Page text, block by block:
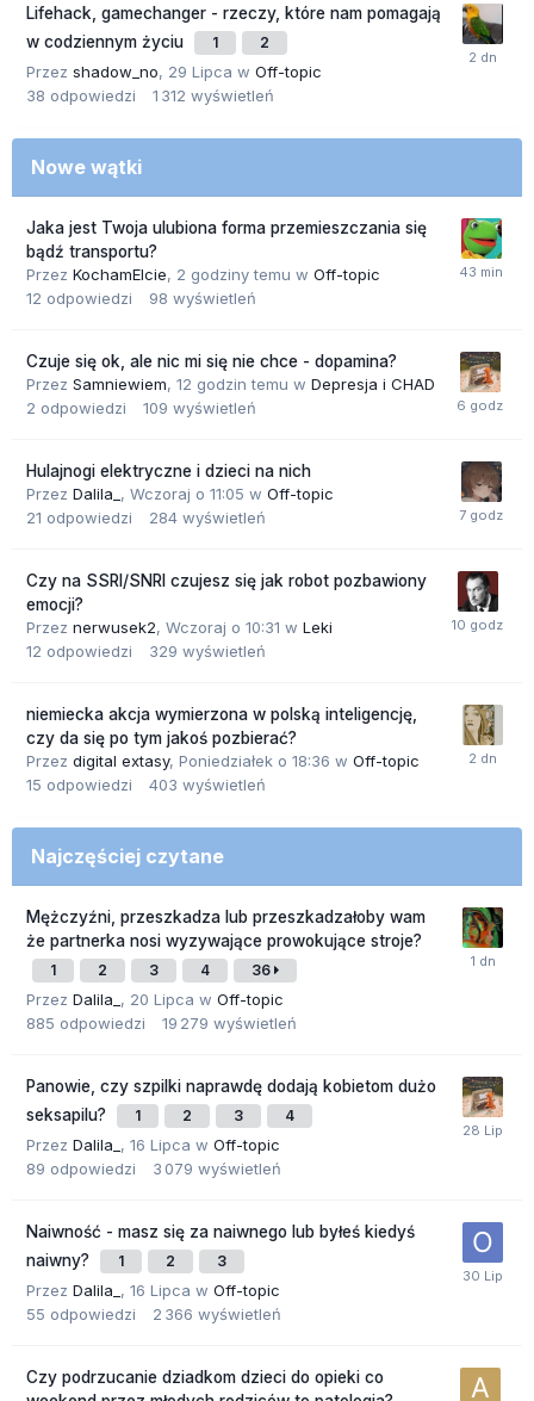
Lifehack, gamechanger - rzeczy, które nam pomagają
w codziennym życiu
1 2
Przez shadow_no, 29 Lipca w Off-topic
38 odpowiedzi 1 312 wyświetleń
Nowe wątki
Jaka jest Twoja ulubiona forma przemieszczania się
bądź transportu?
Przez KochamElcie, 2 godziny temu w Off-topic
12 odpowiedzi 98 wyświetleń
Czuje się ok, ale nic mi się nie chce - dopamina?
Przez Samniewiem, 12 godzin temu w Depresja i CHAD
2 odpowiedzi 109 wyświetleń
Hulajnogi elektryczne i dzieci na nich
Przez Dalila_ , Wczoraj o 11:05 w Off-topic
21 odpowiedzi 284 wyświetleń
Czy na SSRI/SNRI czujesz się jak robot pozbawiony
emocji?
Przez nerwusek2, Wczoraj o 10:31 w Leki
12 odpowiedzi 329 wyświetleń
niemiecka akcja wymierzona w polską inteligencję,
czy da się po tym jakoś pozbierać?
Przez digital extasy, Poniedziałek o 18:36 w Off-topic
15 odpowiedzi 403 wyświetleń
Najczęściej czytane
Mężczyźni, przeszkadza lub przeszkadzałoby wam
że partnerka nosi wyzywające prowokujące stroje?
1 2 3 4 36
Przez Dalila_ , 20 Lipca w Off-topic
885 odpowiedzi 19 279 wyświetleń
Panowie, czy szpilki naprawdę dodają kobietom dużo
seksapilu?
1 2 3 4
Przez Dalila_ , 16 Lipca w Off-topic
89 odpowiedzi 3 079 wyświetleń
Naiwność - masz się za naiwnego lub byłeś kiedyś
naiwny?
1 2 3
Przez Dalila_ , 16 Lipca w Off-topic
55 odpowiedzi 2 366 wyświetleń
Czy podrzucanie dziadkom dzieci do opieki co